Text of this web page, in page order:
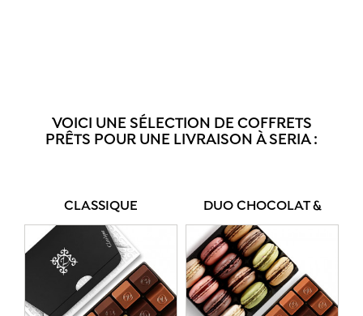
VOICI UNE SÉLECTION DE COFFRETS
PRÊTS POUR UNE LIVRAISON À SERIA :
CLASSIQUE DUO CHOCOLAT &